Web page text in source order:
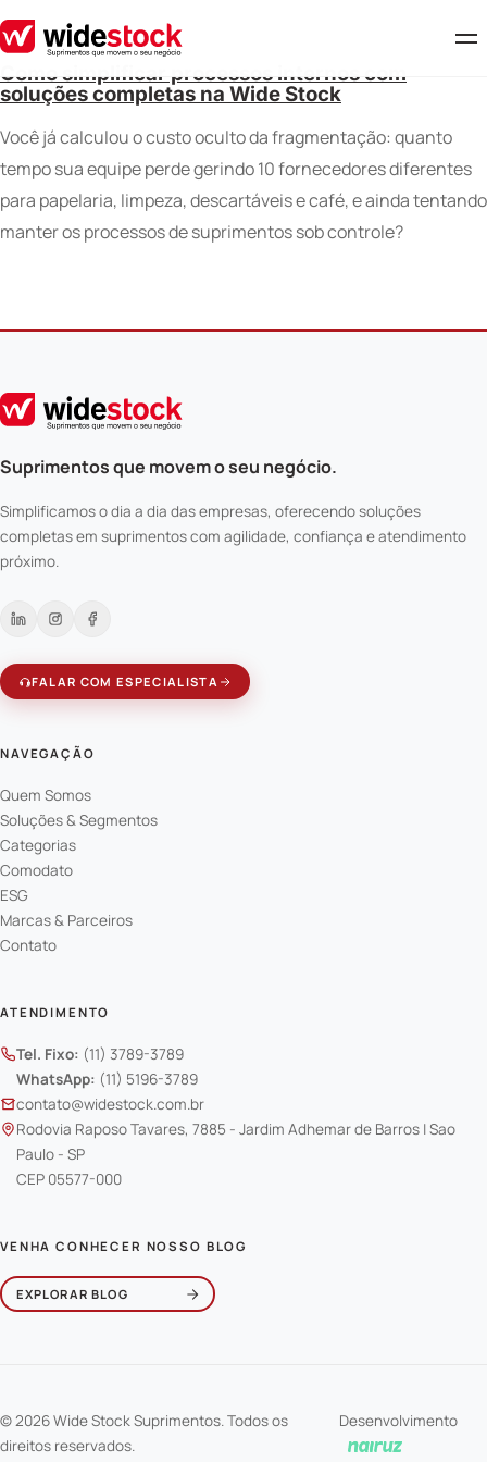
Como simplificar processos internos com
soluções completas na Wide Stock
Você já calculou o custo oculto da fragmentação: quanto
tempo sua equipe perde gerindo 10 fornecedores diferentes
para papelaria, limpeza, descartáveis e café, e ainda tentando
manter os processos de suprimentos sob controle?
Suprimentos que movem o seu negócio.
Simplificamos o dia a dia das empresas, oferecendo soluções
completas em suprimentos com agilidade, confiança e atendimento
próximo.
FALAR COM ESPECIALISTA
NAVEGAÇÃO
Quem Somos
Soluções & Segmentos
Categorias
Comodato
ESG
Marcas & Parceiros
Contato
ATENDIMENTO
Tel. Fixo: (11) 3789-3789
WhatsApp: (11) 5196-3789
contato@widestock.com.br
Rodovia Raposo Tavares, 7885 - Jardim Adhemar de Barros | Sao
Paulo - SP
CEP 05577-000
VENHA CONHECER NOSSO BLOG
EXPLORAR BLOG
© 2026 Wide Stock Suprimentos. Todos os
direitos reservados.
Desenvolvimento